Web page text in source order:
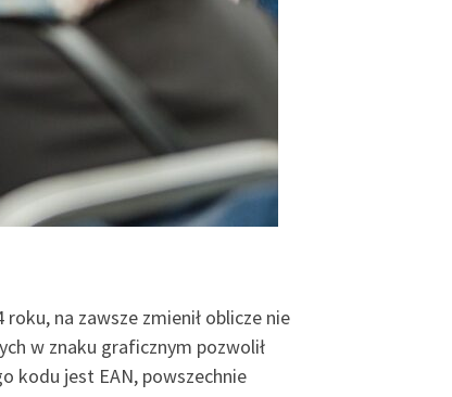
na zawsze zmienił oblicze nie
w znaku graficznym pozwolił
kodu jest EAN, powszechnie